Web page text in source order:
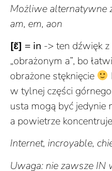
Możliwe alternatywne
am, em, aon
[ɛ̃] = in -> ten dźwięk
„obrażonym a”, bo
obrażone stęknięcie
w tylnej części
usta mogą być jedynie
a powietrze
Internet, incroyable,
Uwaga: nie zawsze IN